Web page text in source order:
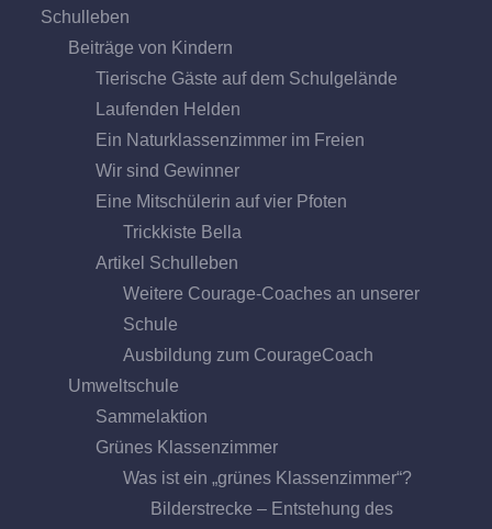
Schulleben
Beiträge von Kindern
Tierische Gäste auf dem Schulgelände
Laufenden Helden
Ein Naturklassenzimmer im Freien
Wir sind Gewinner
Eine Mitschülerin auf vier Pfoten
Trickkiste Bella
Artikel Schulleben
Weitere Courage-Coaches an unserer
Schule
Ausbildung zum CourageCoach
Umweltschule
Sammelaktion
Grünes Klassenzimmer
Was ist ein „grünes Klassenzimmer“?
Bilderstrecke – Entstehung des